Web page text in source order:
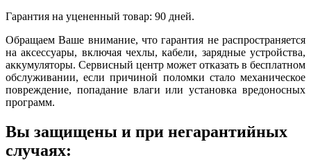
Гарантия на уцененный товар: 90 дней.
Обращаем Ваше внимание, что гарантия не распространяется
на аксессуары, включая чехлы, кабели, зарядные устройства,
аккумуляторы. Сервисный центр может отказать в бесплатном
обслуживании, если причиной поломки стало механическое
повреждение, попадание влаги или установка вредоносных
программ.
Вы защищены и при негарантийных
случаях: